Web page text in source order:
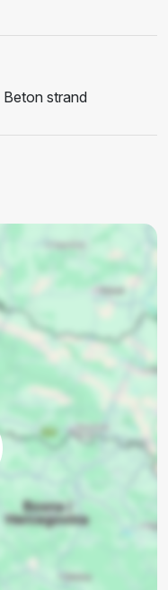
Beton strand